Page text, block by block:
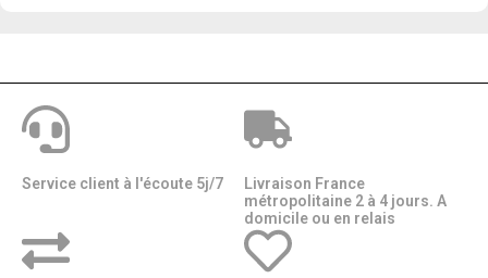
Service client à l'écoute 5j/7
Livraison France
métropolitaine 2 à 4 jours. A
domicile ou en relais​​